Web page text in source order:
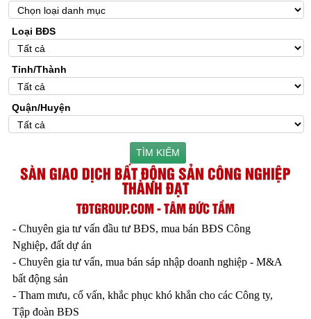
Loại BĐS
Tỉnh/Thành
Quận/Huyện
TÌM KIẾM
SÀN GIAO DỊCH BẤT ĐỘNG SẢN CÔNG NGHIỆP
THÀNH ĐẠT
TĐTGROUP.COM - TÂM ĐỨC TẦM
- Chuyên gia tư vấn đầu tư BĐS, mua bán BĐS Công
Nghiệp, đất dự án
- Chuyên gia tư vấn, mua bán sáp nhập doanh nghiệp - M&A
bất động sản
- Tham mưu, cố vấn, khắc phục khó khắn cho các Công ty,
Tập đoàn BĐS